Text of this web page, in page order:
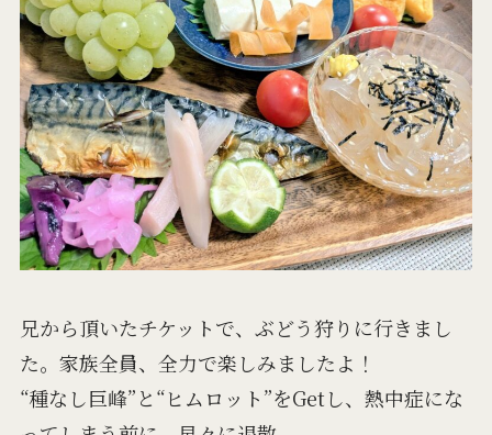
兄から頂いたチケットで、ぶどう狩りに行きまし
た。家族全員、全力で楽しみましたよ！
“種なし巨峰”と“ヒムロット”をGetし、熱中症にな